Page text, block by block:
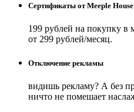
Сертификаты от Meeple House
199 рублей на покупку в
от 299 рублей/месяц.
Отключение рекламы
видишь рекламу? А без
ничто не помешает